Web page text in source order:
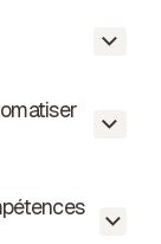
les
Excel
et à
dans